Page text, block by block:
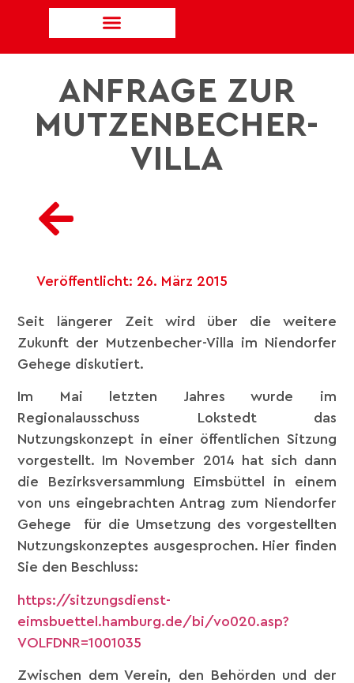
ANFRAGE ZUR
MUTZENBECHER-
VILLA
Veröffentlicht: 26. März 2015
Seit längerer Zeit wird über die weitere
Zukunft der Mutzenbecher-Villa im Niendorfer
Gehege diskutiert.
Im Mai letzten Jahres wurde im
Regionalausschuss Lokstedt das
Nutzungskonzept in einer öffentlichen Sitzung
vorgestellt. Im November 2014 hat sich dann
die Bezirksversammlung Eimsbüttel in einem
von uns eingebrachten Antrag zum Niendorfer
Gehege für die Umsetzung des vorgestellten
Nutzungskonzeptes ausgesprochen. Hier finden
Sie den Beschluss:
https://sitzungsdienst-
eimsbuettel.hamburg.de/bi/vo020.asp?
VOLFDNR=1001035
Zwischen dem Verein, den Behörden und der